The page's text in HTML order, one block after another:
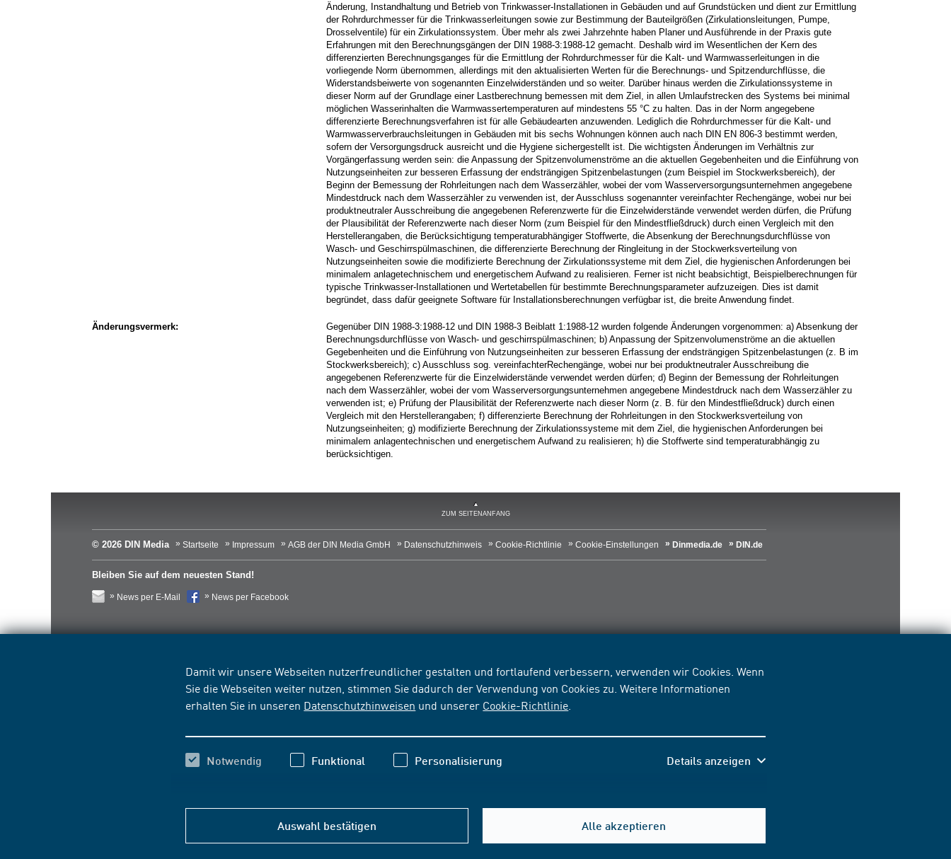
Damit wir unsere Webseiten nutzerfreundlicher gestalten und fortlaufend verbessern, verwenden wir Cookies. Wenn
Sie die Webseiten weiter nutzen, stimmen Sie dadurch der Verwendung von Cookies zu. Weitere Informationen
erhalten Sie in unseren Datenschutzhinweisen und unserer Cookie-Richtlinie
Notwendig Funktional Personalisierung Details anzeigen
Auswahl bestätigen Alle akzeptieren
Änderung, Instandhaltung und Betrieb von Trinkwasser-Installationen in Gebäuden und auf Grundstücken und dient zur Ermittlung
der Rohrdurchmesser für die Trinkwasserleitungen sowie zur Bestimmung der Bauteilgrößen (Zirkulationsleitungen, Pumpe,
Drosselventile) für ein Zirkulationssystem. Über mehr als zwei Jahrzehnte haben Planer und Ausführende in der Praxis gute
Erfahrungen mit den Berechnungsgängen der DIN 1988-3:1988-12 gemacht. Deshalb wird im Wesentlichen der Kern des
differenzierten Berechnungsganges für die Ermittlung der Rohrdurchmesser für die Kalt- und Warmwasserleitungen in die
vorliegende Norm übernommen, allerdings mit den aktualisierten Werten für die Berechnungs- und Spitzendurchflüsse, die
Widerstandsbeiwerte von sogenannten Einzelwiderständen und so weiter. Darüber hinaus werden die Zirkulationssysteme in
dieser Norm auf der Grundlage einer Lastberechnung bemessen mit dem Ziel, in allen Umlaufstrecken des Systems bei minimal
möglichen Wasserinhalten die Warmwassertemperaturen auf mindestens 55 °C zu halten. Das in der Norm angegebene
differenzierte Berechnungsverfahren ist für alle Gebäudearten anzuwenden. Lediglich die Rohrdurchmesser für die Kalt- und
Warmwasserverbrauchsleitungen in Gebäuden mit bis sechs Wohnungen können auch nach DIN EN 806-3 bestimmt werden,
sofern der Versorgungsdruck ausreicht und die Hygiene sichergestellt ist. Die wichtigsten Änderungen im Verhältnis zur
Vorgängerfassung werden sein: die Anpassung der Spitzenvolumenströme an die aktuellen Gegebenheiten und die Einführung von
Nutzungseinheiten zur besseren Erfassung der endsträngigen Spitzenbelastungen (zum Beispiel im Stockwerksbereich), der
Beginn der Bemessung der Rohrleitungen nach dem Wasserzähler, wobei der vom Wasserversorgungsunternehmen angegebene
Mindestdruck nach dem Wasserzähler zu verwenden ist, der Ausschluss sogenannter vereinfachter Rechengänge, wobei nur bei
produktneutraler Ausschreibung die angegebenen Referenzwerte für die Einzelwiderstände verwendet werden dürfen, die Prüfung
der Plausibilität der Referenzwerte nach dieser Norm (zum Beispiel für den Mindestfließdruck) durch einen Vergleich mit den
Herstellerangaben, die Berücksichtigung temperaturabhängiger Stoffwerte, die Absenkung der Berechnungsdurchflüsse von
Wasch- und Geschirrspülmaschinen, die differenzierte Berechnung der Ringleitung in der Stockwerksverteilung von
Nutzungseinheiten sowie die modifizierte Berechnung der Zirkulationssysteme mit dem Ziel, die hygienischen Anforderungen bei
minimalem anlagetechnischem und energetischem Aufwand zu realisieren. Ferner ist nicht beabsichtigt, Beispielberechnungen für
typische Trinkwasser-Installationen und Wertetabellen für bestimmte Berechnungsparameter aufzuzeigen. Dies ist damit
begründet, dass dafür geeignete Software für Installationsberechnungen verfügbar ist, die breite Anwendung findet.
Änderungsvermerk:
Gegenüber DIN 1988-3:1988-12 und DIN 1988-3 Beiblatt 1:1988-12 wurden folgende Änderungen vorgenommen: a) Absenkung der
Berechnungsdurchflüsse von Wasch- und geschirrspülmaschinen; b) Anpassung der Spitzenvolumenströme an die aktuellen
Gegebenheiten und die Einführung von Nutzungseinheiten zur besseren Erfassung der endsträngigen Spitzenbelastungen (z. B im
Stockwerksbereich); c) Ausschluss sog. vereinfachterRechengänge, wobei nur bei produktneutraler Ausschreibung die
angegebenen Referenzwerte für die Einzelwiderstände verwendet werden dürfen; d) Beginn der Bemessung der Rohrleitungen
nach dem Wasserzähler, wobei der vom Wasserversorgungsunternehmen angegebene Mindestdruck nach dem Wasserzähler zu
verwenden ist; e) Prüfung der Plausibilität der Referenzwerte nach dieser Norm (z. B. für den Mindestfließdruck) durch einen
Vergleich mit den Herstellerangaben; f) differenzierte Berechnung der Rohrleitungen in den Stockwerksverteilung von
Nutzungseinheiten; g) modifizierte Berechnung der Zirkulationssysteme mit dem Ziel, die hygienischen Anforderungen bei
minimalem anlagentechnischen und energetischem Aufwand zu realisieren; h) die Stoffwerte sind temperaturabhängig zu
berücksichtigen.
ZUM SEITENANFANG
© 2026 DIN Media Startseite Impressum AGB der DIN Media GmbH Datenschutzhinweis Cookie-Richtlinie Cookie-Einstellungen Dinmedia.de DIN.de
Bleiben Sie auf dem neuesten Stand!
News per E-Mail News per Facebook